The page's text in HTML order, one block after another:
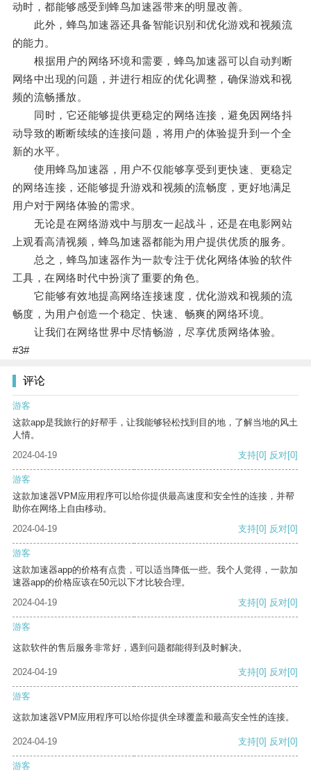
动时，都能够感受到蜂鸟加速器带来的明显改善。
此外，蜂鸟加速器还具备智能识别和优化游戏和视频流
的能力。
根据用户的网络环境和需要，蜂鸟加速器可以自动判断
网络中出现的问题，并进行相应的优化调整，确保游戏和视
频的流畅播放。
同时，它还能够提供更稳定的网络连接，避免因网络抖
动导致的断断续续的连接问题，将用户的体验提升到一个全
新的水平。
使用蜂鸟加速器，用户不仅能够享受到更快速、更稳定
的网络连接，还能够提升游戏和视频的流畅度，更好地满足
用户对于网络体验的需求。
无论是在网络游戏中与朋友一起战斗，还是在电影网站
上观看高清视频，蜂鸟加速器都能为用户提供优质的服务。
总之，蜂鸟加速器作为一款专注于优化网络体验的软件
工具，在网络时代中扮演了重要的角色。
它能够有效地提高网络连接速度，优化游戏和视频的流
畅度，为用户创造一个稳定、快速、畅爽的网络环境。
让我们在网络世界中尽情畅游，尽享优质网络体验。
#3#
评论
游客
这款app是我旅行的好帮手，让我能够轻松找到目的地，了解当地的风土
人情。
2024-04-19
支持[0] 反对[0]
游客
这款加速器VPM应用程序可以给你提供最高速度和安全性的连接，并帮
助你在网络上自由移动。
2024-04-19
支持[0] 反对[0]
游客
这款加速器app的价格有点贵，可以适当降低一些。我个人觉得，一款加
速器app的价格应该在50元以下才比较合理。
2024-04-19
支持[0] 反对[0]
游客
这款软件的售后服务非常好，遇到问题都能得到及时解决。
2024-04-19 支持[0] 反对[0]
游客
这款加速器VPM应用程序可以给你提供全球覆盖和最高安全性的连接。
2024-04-19 支持[0] 反对[0]
游客